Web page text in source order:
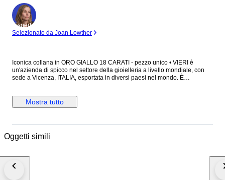
Esperto
Selezionato da Joan Lowther
Iconica collana in ORO GIALLO 18 CARATI - pezzo unico • VIERI è
un'azienda di spicco nel settore della gioielleria a livello mondiale, con
sede a Vicenza, ITALIA, esportata in diversi paesi nel mondo. È
per essere solidi ed eleganti. Caratteristiche tecniche di questi gioiello: -
nuovo di fabbrica - modello Franco - lunghezza collana: 50 centimetri -
piene, solide e ultra resistenti - chiusura in oro bianco 18 carati di
certificato - marchio di fabbrica stampato (944 VI) Vicenza, ITALIA *fornito
Mostra tutto
Oggetti simili